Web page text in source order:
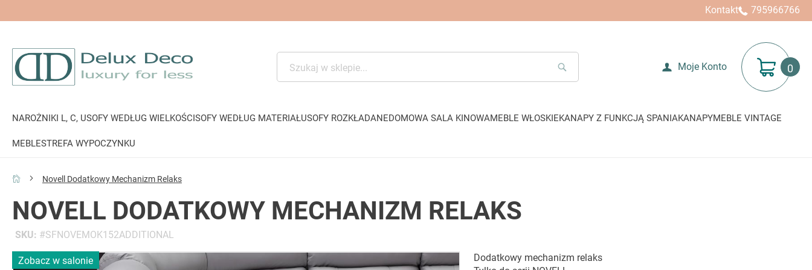
Kontakt 795966766
SEARCH
Moje Konto Mój koszyk
NAROŻNIKI L, C, USOFY WEDŁUG WIELKOŚCISOFY WEDŁUG MATERIAŁUSOFY ROZKŁADANEDOMOWA SALA KINOWAMEBLE WŁOSKIEKANAPY Z FUNKCJĄ SPANIAKANAPYMEBLE VINTAGE
MEBLESTREFA WYPOCZYNKU
Novell Dodatkowy Mechanizm Relaks
NOVELL DODATKOWY MECHANIZM RELAKS
SKU
SFNOVEMOK152ADDITIONAL
Przejdź
Zobacz w salonie
Dodatkowy mechanizm relaks